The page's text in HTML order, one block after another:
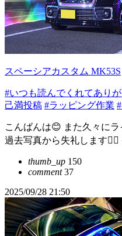
スペーシアカスタム MK53S
#いつも読んでくれてありが
己満投稿 #ラッピング作業
こんばんは😊 また久々に
過去写真から失礼します🙇‍♀️
thumb_up 150
comment37
2025/09/28 21:50